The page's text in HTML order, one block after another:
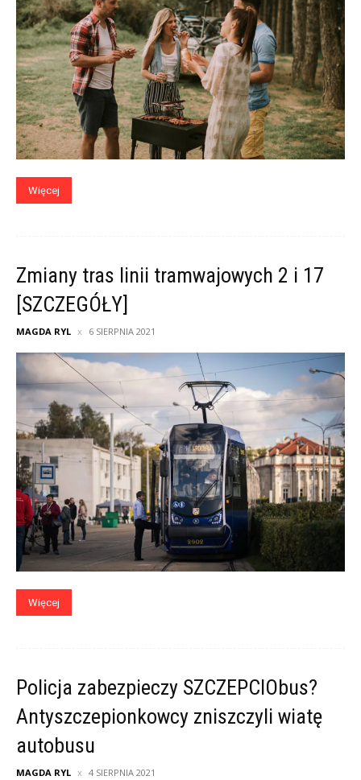
Więcej
Zmiany tras linii tramwajowych 2 i 17
[SZCZEGÓŁY]
MAGDA RYL 6 SIERPNIA 2021
Więcej
Policja zabezpieczy SZCZEPCIObus?
Antyszczepionkowcy zniszczyli wiatę
autobusu
MAGDA RYL 4 SIERPNIA 2021